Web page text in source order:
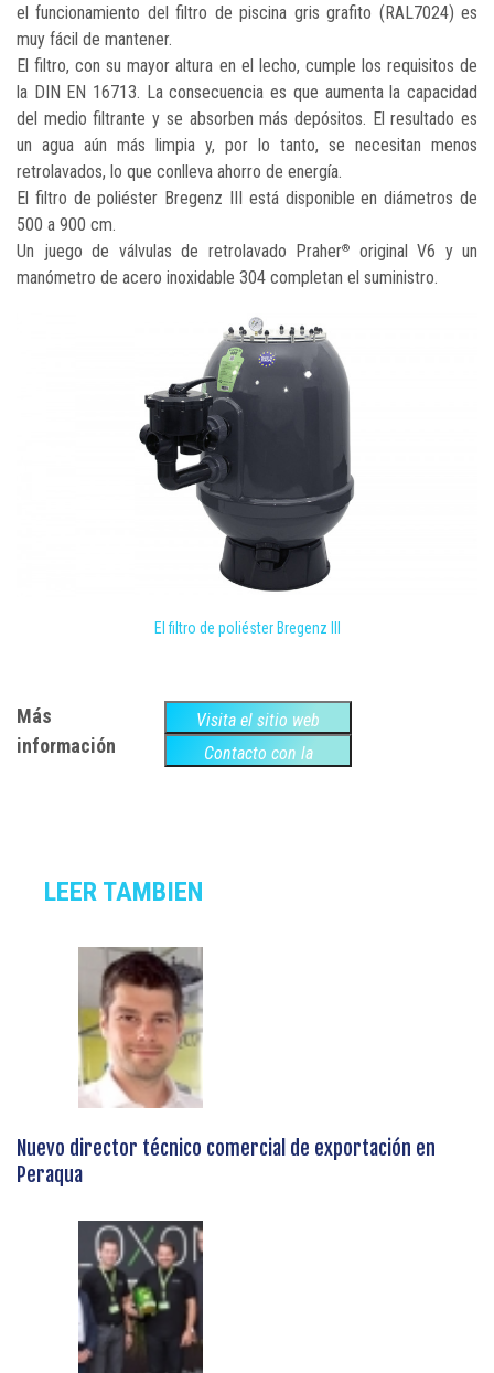
el funcionamiento del filtro de piscina gris grafito (RAL7024) es
muy fácil de mantener.
El filtro, con su mayor altura en el lecho, cumple los requisitos de
la DIN EN 16713. La consecuencia es que aumenta la capacidad
del medio filtrante y se absorben más depósitos. El resultado es
un agua aún más limpia y, por lo tanto, se necesitan menos
retrolavados, lo que conlleva ahorro de energía.
El filtro de poliéster Bregenz III está disponible en diámetros de
500 a 900 cm.
Un juego de válvulas de retrolavado Praher®
original V6 y un
manómetro de acero inoxidable 304 completan el suministro.
El filtro de poliéster Bregenz III
Más
información
Visita el sitio web
Contacto con la
LEER TAMBIEN
Nuevo director técnico comercial de exportación en
Peraqua